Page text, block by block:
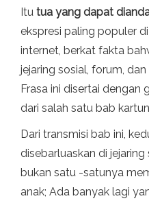
Itu tua yang dapat
ekspresi paling populer
internet, berkat fakta
jejaring sosial, forum,
Frasa ini disertai dengan
dari salah satu bab kartun
Dari transmisi bab ini,
disebarluaskan di
bukan satu -satunya
anak; Ada banyak lagi